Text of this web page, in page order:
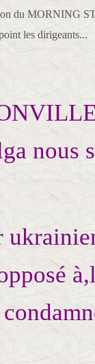
du MORNING
les dirigeants...
nous